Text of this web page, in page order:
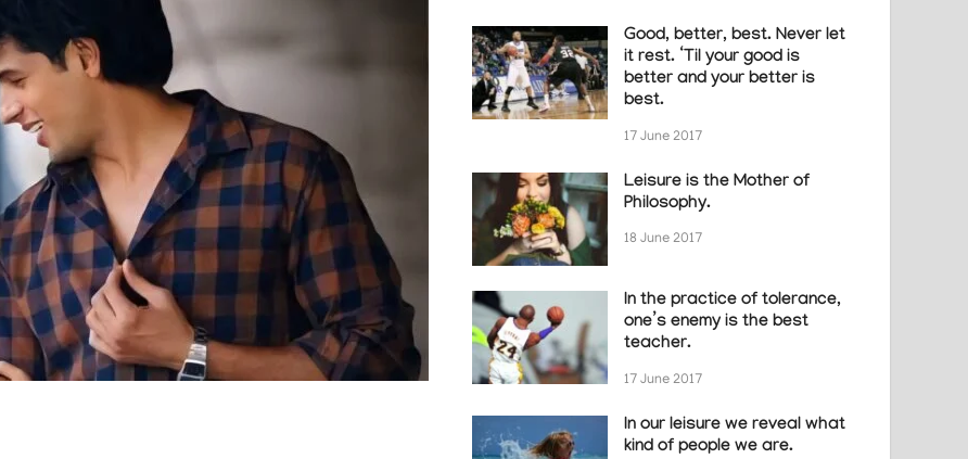
Good, better, best. Never let
it rest. ‘Til your good is
better and your better is
best.
17 June 2017
Leisure is the Mother of
Philosophy.
18 June 2017
In the practice of tolerance,
one’s enemy is the best
teacher.
17 June 2017
In our leisure we reveal what
kind of people we are.